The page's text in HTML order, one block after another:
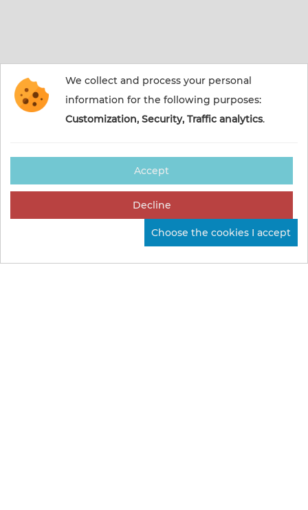
We collect and process your personal
information for the following purposes:
Customization, Security, Traffic analytics.
Accept
Decline
Choose the cookies I accept